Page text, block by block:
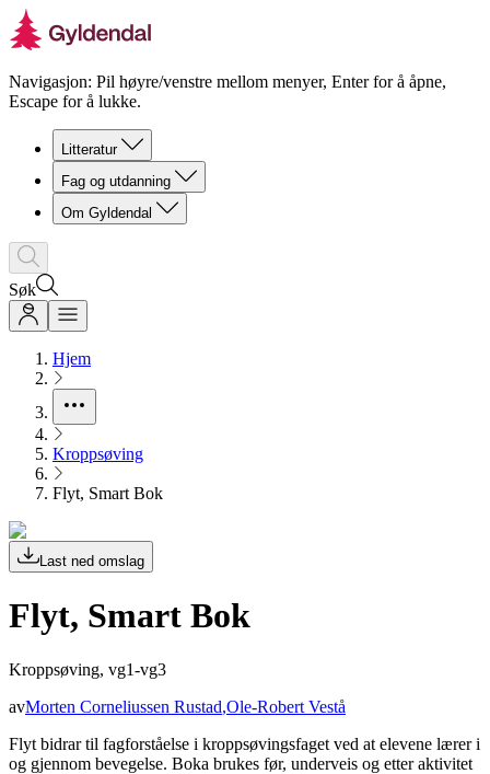
Navigasjon: Pil høyre/venstre mellom menyer, Enter for å åpne,
Escape for å lukke.
Litteratur
Fag og utdanning
Om Gyldendal
Søk
Hjem
Kroppsøving
Flyt, Smart Bok
Last ned omslag
Flyt, Smart Bok
Kroppsøving, vg1-vg3
avMorten Corneliussen Rustad,Ole-Robert Vestå
Flyt bidrar til fagforståelse i kroppsøvingsfaget ved at elevene lærer i
og gjennom bevegelse. Boka brukes før, underveis og etter aktivitet